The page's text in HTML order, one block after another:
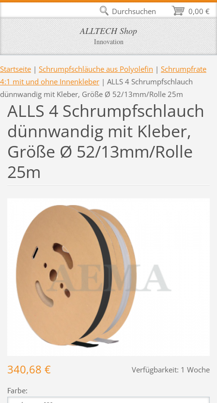
ALLTECH Shop
Innovation
Startseite | Schrumpfschläuche aus Polyolefin | Schrumpfrate
4:1 mit und ohne Innenkleber | ALLS 4 Schrumpfschlauch
dünnwandig mit Kleber, Größe Ø 52/13mm/Rolle 25m
ALLS 4 Schrumpfschlauch
dünnwandig mit Kleber,
Größe Ø 52/13mm/Rolle
25m
Verfügbarkeit: 1 Woche
340,68 €
Farbe:
0,00 €
Durchsuchen